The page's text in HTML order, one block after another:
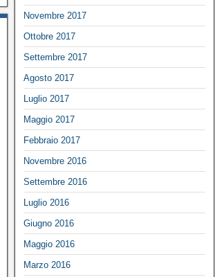
Novembre 2017
Ottobre 2017
Settembre 2017
Agosto 2017
Luglio 2017
Maggio 2017
Febbraio 2017
Novembre 2016
Settembre 2016
Luglio 2016
Giugno 2016
Maggio 2016
Marzo 2016